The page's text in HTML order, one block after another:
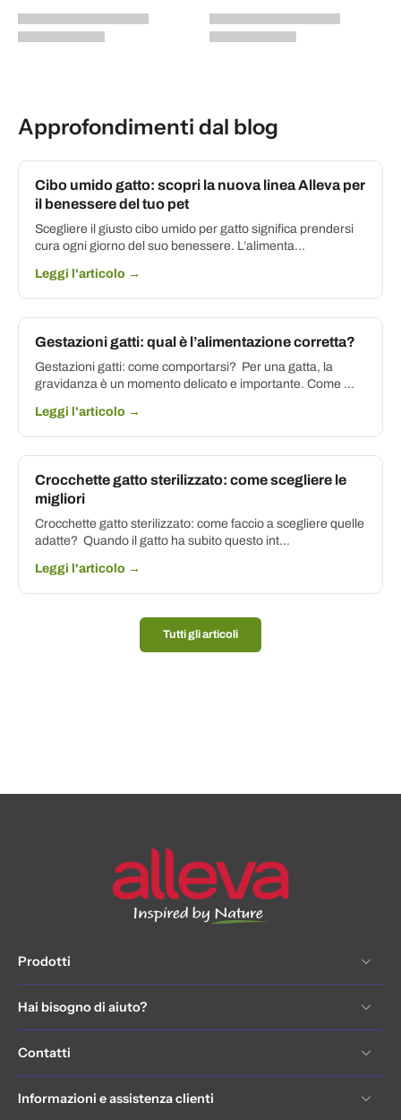
Approfondimenti dal blog
Cibo umido gatto: scopri la nuova linea Alleva per
il benessere del tuo pet
Scegliere il giusto cibo umido per gatto significa prendersi
cura ogni giorno del suo benessere. L’alimenta...
Leggi l'articolo →
Gestazioni gatti: qual è l’alimentazione corretta?
Gestazioni gatti: come comportarsi? Per una gatta, la
gravidanza è un momento delicato e importante. Come ...
Leggi l'articolo →
Crocchette gatto sterilizzato: come scegliere le
migliori
Crocchette gatto sterilizzato: come faccio a scegliere quelle
adatte? Quando il gatto ha subito questo int...
Leggi l'articolo →
Tutti gli articoli
Prodotti
Hai bisogno di aiuto?
Contatti
Informazioni e assistenza clienti